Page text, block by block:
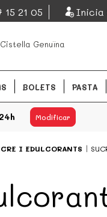
Barcelona y de
15 21 05 Inicia
Genuïna
BOLETS PASTA
Modificar
I EDULCORANTS